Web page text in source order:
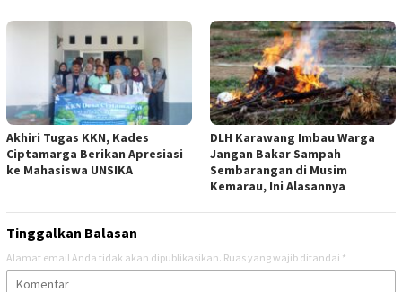
Akhiri Tugas KKN, Kades
Ciptamarga Berikan Apresiasi
ke Mahasiswa UNSIKA
DLH Karawang Imbau Warga
Jangan Bakar Sampah
Sembarangan di Musim
Kemarau, Ini Alasannya
Tinggalkan Balasan
Alamat email Anda tidak akan dipublikasikan. Ruas yang wajib ditandai *